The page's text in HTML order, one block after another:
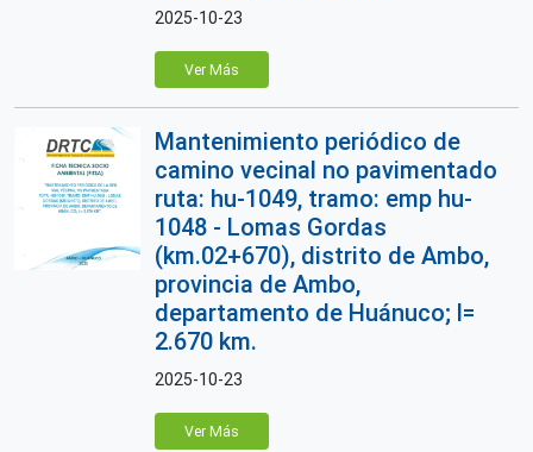
2025-10-23
Ver Más
Mantenimiento periódico de
camino vecinal no pavimentado
ruta: hu-1049, tramo: emp hu-
1048 - Lomas Gordas
(km.02+670), distrito de Ambo,
provincia de Ambo,
departamento de Huánuco; l=
2.670 km.
2025-10-23
Ver Más